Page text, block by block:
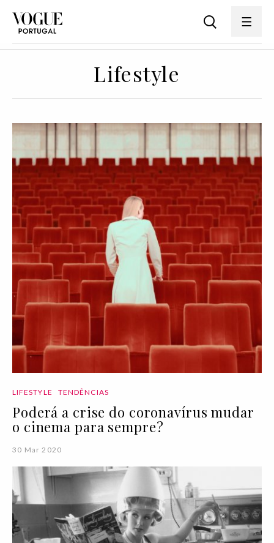
Lifestyle
LIFESTYLE TENDÊNCIAS
Poderá a crise do coronavírus mudar
o cinema para sempre?
30 Mar 2020